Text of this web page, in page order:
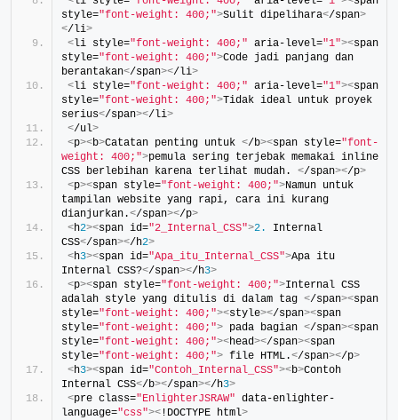
style="font-weight: 400;">Sulit dipelihara</span>
</li>
<li style="font-weight: 400;" aria-level="1"><span
style="font-weight: 400;">Code jadi panjang dan
berantakan</span></li>
<li style="font-weight: 400;" aria-level="1"><span
style="font-weight: 400;">Tidak ideal untuk proyek
serius</span></li>
</ul>
<p><b>Catatan penting untuk </b><span style="font-
weight: 400;">pemula sering terjebak memakai inline
CSS berlebihan karena terlihat mudah. </span></p>
<p><span style="font-weight: 400;">Namun untuk
tampilan website yang rapi, cara ini kurang
dianjurkan.</span></p>
<h2><span id="2_Internal_CSS">2.
Internal
CSS</span></h2>
<h3><span id="Apa_itu_Internal_CSS">Apa itu
Internal CSS?</span></h3>
<p><span style="font-weight: 400;">Internal CSS
adalah style yang ditulis di dalam tag </span><span
style="font-weight: 400;"><style></span><span
style="font-weight: 400;"> pada bagian </span><span
style="font-weight: 400;"><head></span><span
style="font-weight: 400;"> file HTML.</span></p>
<h3><span id="Contoh_Internal_CSS"><b>Contoh
Internal CSS</b></span></h3>
<pre class="EnlighterJSRAW" data-enlighter-
language="css">< !DOCTYPE html>